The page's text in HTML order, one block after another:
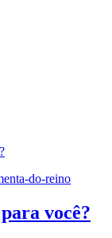
do-reino
você?